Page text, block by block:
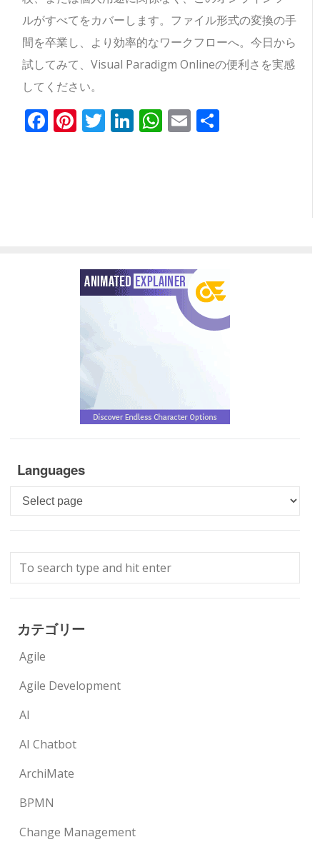
ルがすべてをカバーします。ファイル形式の変換の手
間を卒業し、より効率的なワークフローへ。今日から
試してみて、Visual Paradigm Onlineの便利さを実感
してください。
Facebook
Pinterest
Twitter
LinkedIn
WhatsApp
Email
Languages
Languages
カテゴリー
Agile
Agile Development
AI
AI Chatbot
ArchiMate
BPMN
Change Management